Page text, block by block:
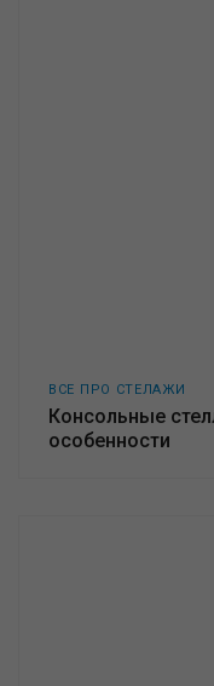
ВСЕ ПРО СТЕЛАЖИ
Консольные
особенности